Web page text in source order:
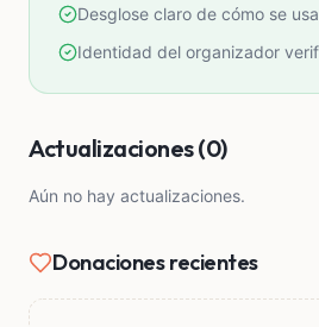
Desglose claro de cómo se
Identidad del organizador
Actualizaciones (0)
Aún no hay actualizaciones.
Donaciones recientes